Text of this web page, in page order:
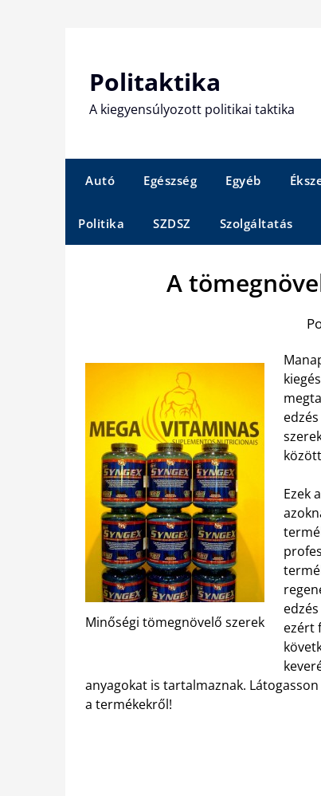
Politaktika
A kiegyensúlyozott politikai taktika
Autó Egészség Egyéb
Politika SZDSZ Szolgáltatás
A
Minőségi tömegnövelő szerek
Ezek
ezért
anyagokat is tartalmaznak.
a termékekről!